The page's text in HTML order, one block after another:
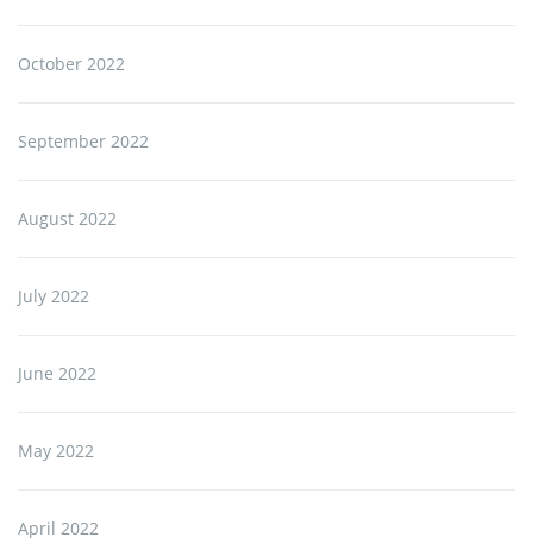
October 2022
September 2022
August 2022
July 2022
June 2022
May 2022
April 2022